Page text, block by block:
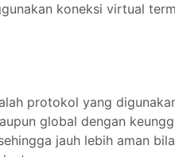
koneksi virtual
protokol yang
global dengan
jauh lebih aman